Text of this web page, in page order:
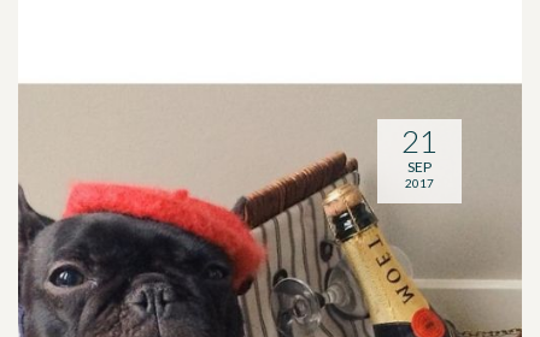
21
SEP
2017